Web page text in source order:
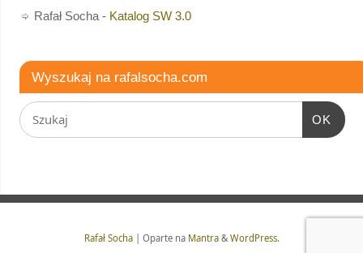
Rafał Socha- Katalog SW 3.0
Wyszukaj na rafalsocha.com
OK
Rafał Socha| Oparte na Mantra& WordPress.